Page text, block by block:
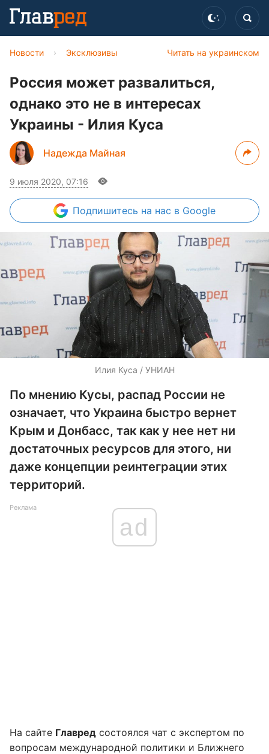
Читать на украинском
Новости › Эксклюзивы
Россия может развалиться,
однако это не в интересах
Украины - Илия Куса
Надежда Майная
9 июля 2020, 07:16
Подпишитесь на нас в Google
Илия Куса / УНИАН
По мнению Кусы, распад России не
означает, что Украина быстро вернет
Крым и Донбасс, так как у нее нет ни
достаточных ресурсов для этого, ни
даже концепции реинтеграции этих
территорий.
Реклама
ad
На сайте Главред состоялся чат с экспертом по
вопросам международной политики и Ближнего